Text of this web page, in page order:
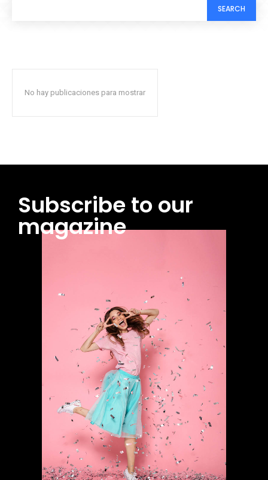
SEARCH
No hay publicaciones para mostrar
Subscribe to our
magazine